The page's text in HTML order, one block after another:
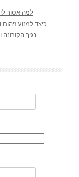
למה אסור
כיצד למנוע
נגיף